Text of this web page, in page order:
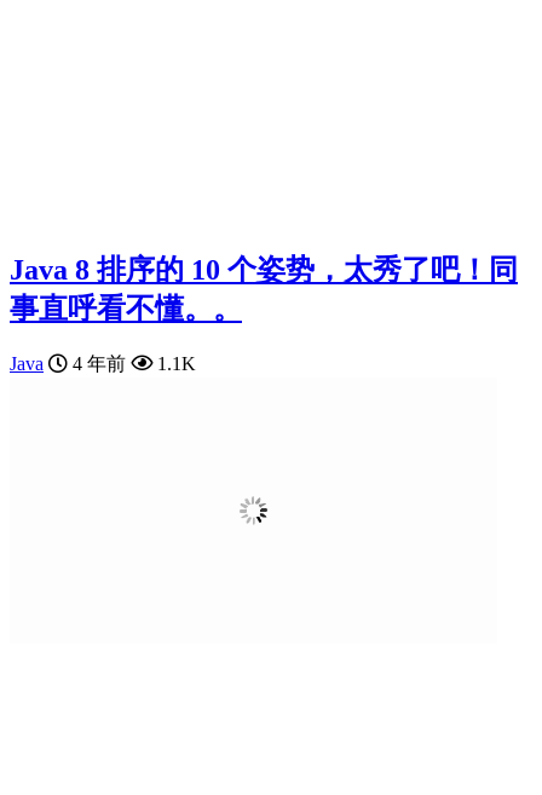
Java 8 排序的 10 个姿势，太秀了吧！同
事直呼看不懂。。
Java 4 年前 1.1K